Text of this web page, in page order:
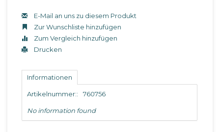
E-Mail an uns zu diesem Produkt
Zur Wunschliste hinzufügen
Zum Vergleich hinzufügen
Drucken
Informationen
Artikelnummer:: 760756
No information found